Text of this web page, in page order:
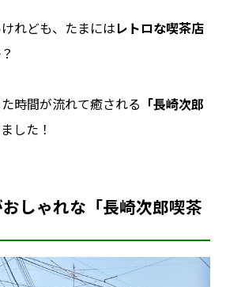
れども、たまにはレトロな喫茶店
時間が流れて癒される 「長崎次郎
した！
しゃれな「長崎次郎喫茶